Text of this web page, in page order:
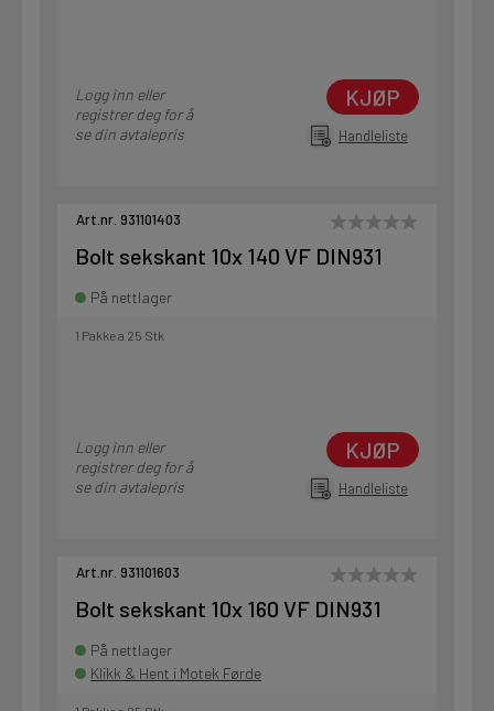
Logg inn eller
registrer deg for å
se din avtalepris
KJØP
Handleliste
Art.nr. 931101403
Bolt sekskant 10x 140 VF DIN931
På nettlager
1 Pakke a 25 Stk
Logg inn eller
registrer deg for å
se din avtalepris
KJØP
Handleliste
Art.nr. 931101603
Bolt sekskant 10x 160 VF DIN931
På nettlager
Klikk & Hent i Motek Førde